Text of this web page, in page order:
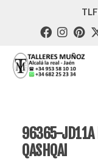
96365-JD11A
QASHQAI